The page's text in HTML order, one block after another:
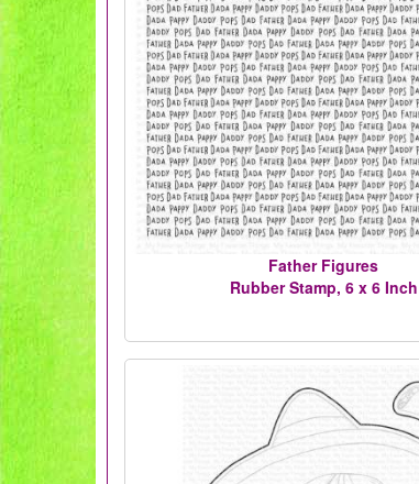
Father Figures
Rubber Stamp, 6 x 6 Inch